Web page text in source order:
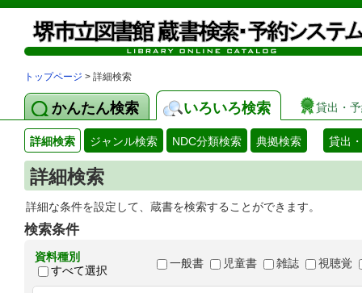
トップページ > 詳細検索
かんたん検索 いろいろ検索 貸出・
詳細検索 ジャンル検索 NDC分類検索 典拠検索 貸出
詳細検索
詳細な条件を設定して、蔵書を検索することができます。
検索条件
資料種別
すべて選択
一般書 児童書 雑誌 視聴覚